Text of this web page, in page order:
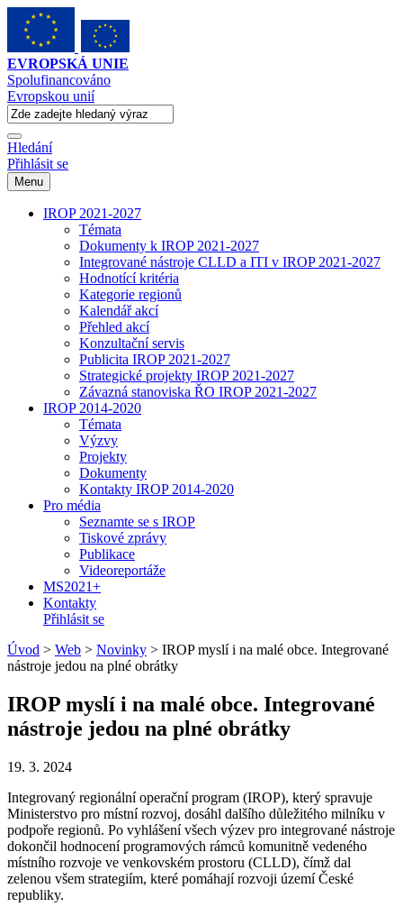
EVROPSKÁ UNIE
Spolufinancováno
Evropskou unií
Hledání
Přihlásit se
Menu
IROP 2021-2027
Témata
Dokumenty k IROP 2021-2027
Integrované nástroje CLLD a ITI v IROP 2021-2027
Hodnotící kritéria
Kategorie regionů
Kalendář akcí
Přehled akcí
Konzultační servis
Publicita IROP 2021-2027
Strategické projekty IROP 2021-2027
Závazná stanoviska ŘO IROP 2021-2027
IROP 2014-2020
Témata
Výzvy
Projekty
Dokumenty
Kontakty IROP 2014-2020
Pro média
Seznamte se s IROP
Tiskové zprávy
Publikace
Videoreportáže
MS2021+
Kontakty
Přihlásit se
Úvod > Web > Novinky > IROP myslí i na malé obce. Integrované
nástroje jedou na plné obrátky
IROP myslí i na malé obce. Integrované
nástroje jedou na plné obrátky
19. 3. 2024
Integrovaný regionální operační program (IROP), který spravuje
Ministerstvo pro místní rozvoj, dosáhl dalšího důležitého milníku v
podpoře regionů. Po vyhlášení všech výzev pro integrované nástroje
dokončil hodnocení programových rámců komunitně vedeného
místního rozvoje ve venkovském prostoru (CLLD), čímž dal
zelenou všem strategiím, které pomáhají rozvoji území České
republiky.